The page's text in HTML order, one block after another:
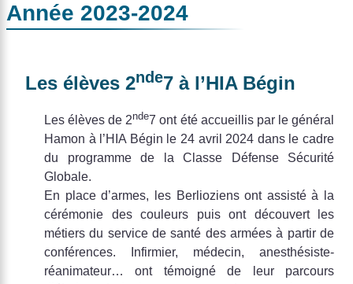
Année 2023-2024
Les élèves 2nde7 à l’HIA Bégin
Les élèves de 2nde7 ont été accueillis par le général
Hamon à l’HIA Bégin le 24 avril 2024 dans le cadre
du programme de la Classe Défense Sécurité
Globale.
En place d’armes, les Berlioziens ont assisté à la
cérémonie des couleurs puis ont découvert les
métiers du service de santé des armées à partir de
conférences. Infirmier, médecin, anesthésiste-
réanimateur… ont témoigné de leur parcours